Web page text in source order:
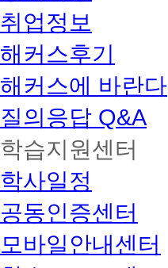
취업정보
해커스후기
해커스에 바란다
질의응답 Q&A
학습지원센터
학사일정
공동인증센터
모바일안내센터